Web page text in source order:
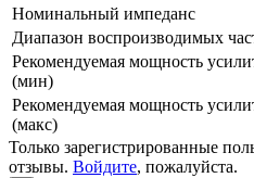
Номинальный импеданс
Диапазон воспроизводимых
Рекомендуемая мощность
(мин)
Рекомендуемая мощность
(макс)
Только зарегистрированные
отзывы. Войдите, пожалуйста.